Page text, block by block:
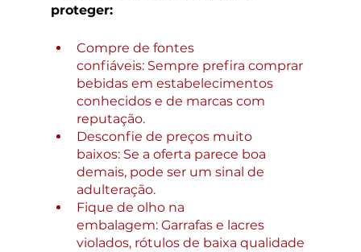
proteger:
Compre de fontes
confiáveis: Sempre prefira comprar
bebidas em estabelecimentos
conhecidos e de marcas com
reputação.
Desconfie de preços muito
baixos: Se a oferta parece boa
demais, pode ser um sinal de
adulteração.
Fique de olho na
embalagem: Garrafas e lacres
violados, rótulos de baixa qualidade